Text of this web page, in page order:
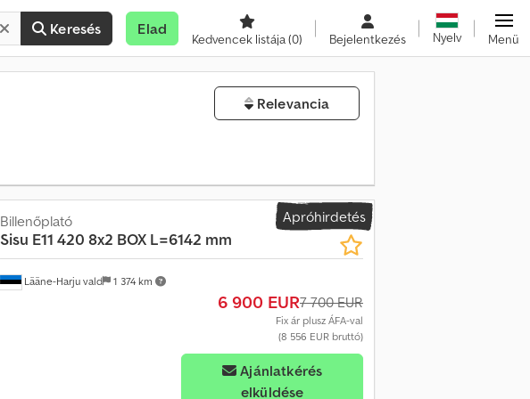
Keresés Elad
Kedvencek listája(0) Bejelentkezés Nyelv Menü
Relevancia
Apróhirdetés
Lääne-Harju vald 1 374 km
Billenőplató
Sisu E11 420 8x2 BOX L=6142 mm
6 900 EUR7 700 EUR
Fix ár plusz ÁFA-val
(8 556 EUR bruttó)
Ajánlatkérés
elküldése